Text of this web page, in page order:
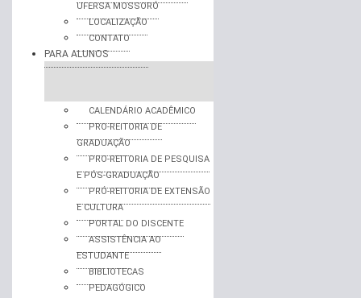
UFERSA MOSSORÓ
LOCALIZAÇÃO
CONTATO
PARA ALUNOS
CALENDÁRIO ACADÊMICO
PRO-REITORIA DE
GRADUAÇÃO
PRO-REITORIA DE PESQUISA
E PÓS-GRADUAÇÃO
PRÓ-REITORIA DE EXTENSÃO
E CULTURA
PORTAL DO DISCENTE
ASSISTÊNCIA AO
ESTUDANTE
BIBLIOTECAS
PEDAGÓGICO